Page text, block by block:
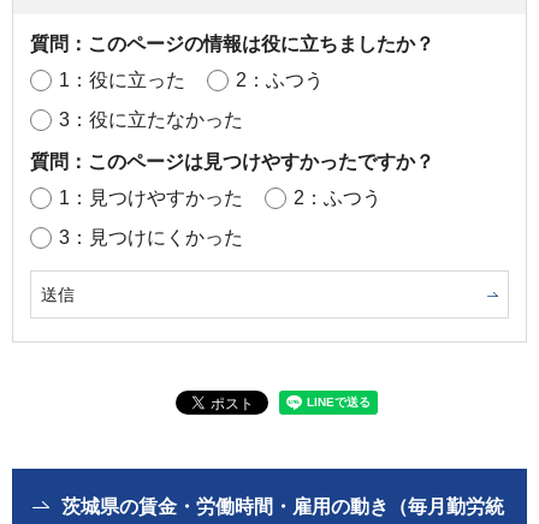
質問：このページの情報は役に立ちましたか？
1：役に立った
2：ふつう
3：役に立たなかった
質問：このページは見つけやすかったですか？
1：見つけやすかった
2：ふつう
3：見つけにくかった
茨城県の賃金・労働時間・雇用の動き（毎月勤労統